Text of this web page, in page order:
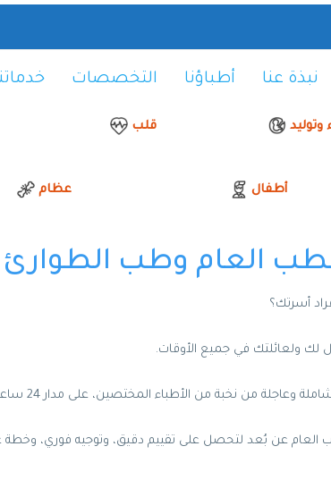
نبذة عنا أطباؤنا التخصصات
وتوليد قلب
أطفال عظام
العام وطب الطوارئ – ٢٤ ساعة في
أسرتك؟
لك ولعائلتك في جميع الأوقات.
وعاجلة من نخبة من الأطباء المختصين، على مدار 24 ساعة.
عن بُعد لتحصل على تقييم دقيق، وتوجيه فوري، وخطة